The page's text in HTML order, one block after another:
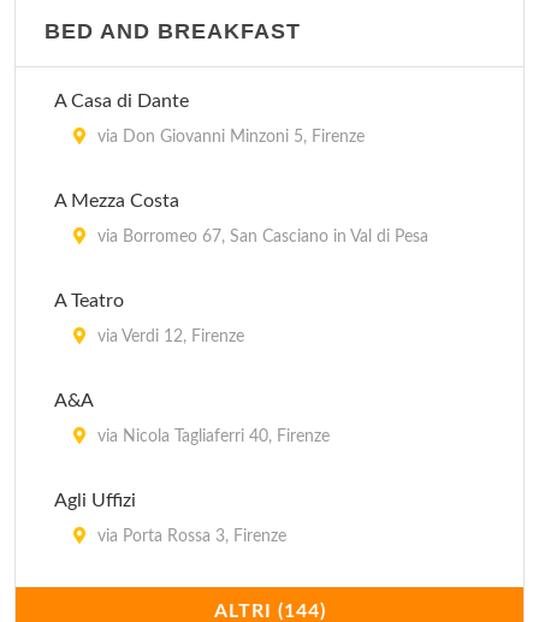
via Nazionale 17, Firenze
BED AND BREAKFAST
A Casa di Dante
via Don Giovanni Minzoni 5, Firenze
A Mezza Costa
via Borromeo 67, San Casciano in Val di Pesa
A Teatro
via Verdi 12, Firenze
A&A
via Nicola Tagliaferri 40, Firenze
Agli Uffizi
via Porta Rossa 3, Firenze
ALTRI (144)